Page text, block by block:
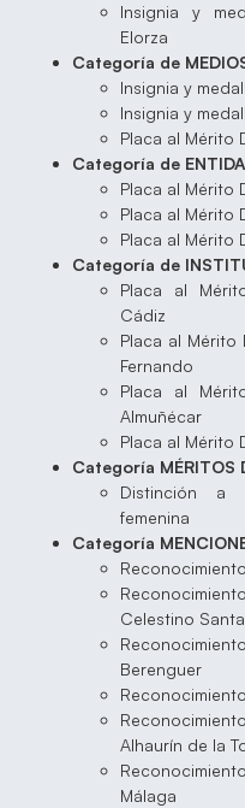
Insignia y
Elorza
Categoría de
Insignia y
Insignia y
Placa al Mérito
Categoría de
Placa al Mérito
Placa al Mérito
Placa al Mérito
Categoría de
Placa al
Cádiz
Placa al Mérito
Fernando
Placa al
Almuñécar
Placa al Mérito
Categoría MÉRITOS
Distinción a
femenina
Categoría
Celestino
Berenguer
Alhaurín de la
Málaga